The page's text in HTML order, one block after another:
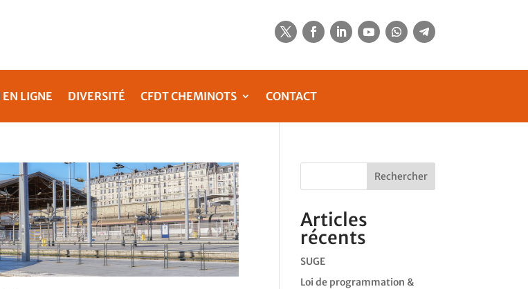
LIGNE DIVERSITÉ CFDT CHEMINOTS CONTACT
Rechercher
Articles
récents
SUGE
Loi de programmation &